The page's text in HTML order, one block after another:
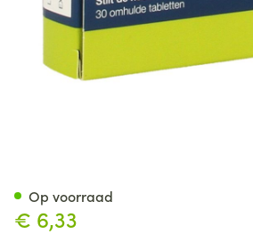
€ 6,33
Op voorraad